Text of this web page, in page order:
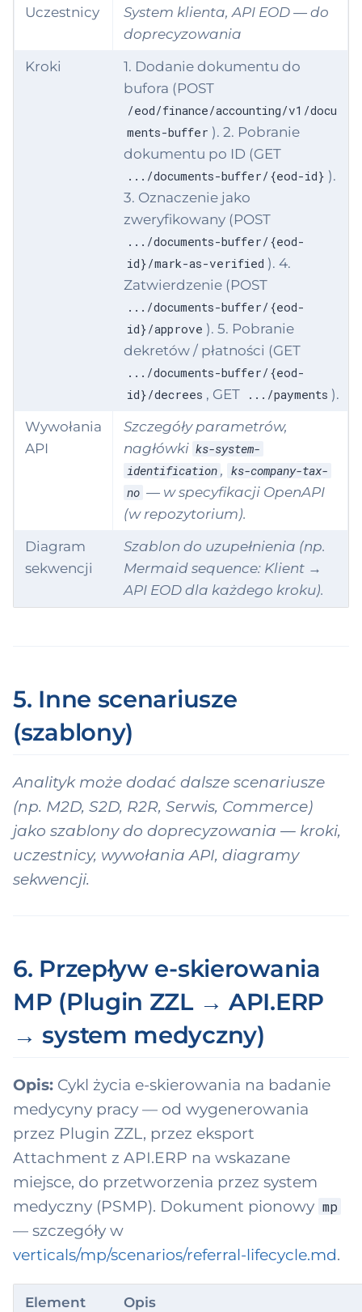
Uczestnicy
System klienta, API EOD — do
doprecyzowania
Kroki
1. Dodanie dokumentu do
bufora (POST
/eod/finance/accounting/v1/docu
ments-buffer ). 2. Pobranie
dokumentu po ID (GET
.../documents-buffer/{eod-id} ).
3. Oznaczenie jako
zweryfikowany (POST
.../documents-buffer/{eod-
id}/mark-as-verified ). 4.
Zatwierdzenie (POST
.../documents-buffer/{eod-
id}/approve ). 5. Pobranie
dekretów / płatności (GET
.../documents-buffer/{eod-
id}/decrees , GET .../payments ).
Wywołania
API
Szczegóły parametrów,
nagłówki ks-system-
identification , ks-company-tax-
no — w specyfikacji OpenAPI
(w repozytorium).
Diagram
sekwencji
Szablon do uzupełnienia (np.
Mermaid sequence: Klient →
API EOD dla każdego kroku).
5. Inne scenariusze
(szablony)
Analityk może dodać dalsze scenariusze
(np. M2D, S2D, R2R, Serwis, Commerce)
jako szablony do doprecyzowania — kroki,
uczestnicy, wywołania API, diagramy
sekwencji.
6. Przepływ e-skierowania
MP (Plugin ZZL → API.ERP
→ system medyczny)
Opis: Cykl życia e-skierowania na badanie
medycyny pracy — od wygenerowania
przez Plugin ZZL, przez eksport
Attachment z API.ERP na wskazane
miejsce, do przetworzenia przez system
medyczny (PSMP). Dokument pionowy mp
— szczegóły w
verticals/mp/scenarios/referral-lifecycle.md.
Element Opis